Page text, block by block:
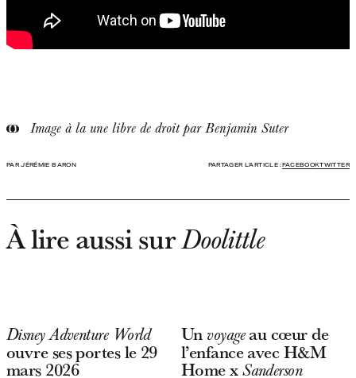
Image à la une libre de droit par Benjamin Suter
PAR JÉRÉMIE BARON PARTAGER L'ARTICLE :FACEBOOKTWITTER
À lire aussi surDoolittle
Disney Adventure World
ouvre ses portes le 29
mars 2026
Un voyageau cœur de
l’enfance avec H&M
Home xSanderson